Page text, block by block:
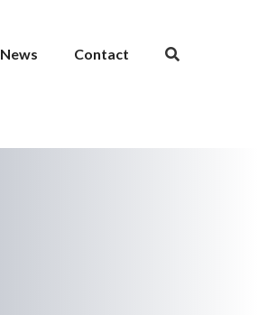
News Contact